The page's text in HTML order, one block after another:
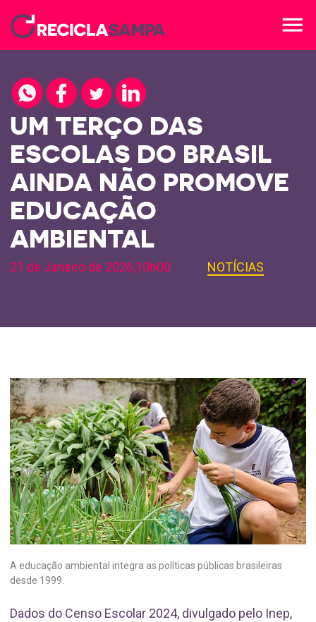
menu
UM TERÇO DAS
ESCOLAS DO BRASIL
AINDA NÃO PROMOVE
EDUCAÇÃO
AMBIENTAL
21 de Janeiro de 2026,10h00 NOTÍCIAS
A educação ambiental integra as políticas públicas brasileiras
desde 1999.
Dados do Censo Escolar 2024, divulgado pelo Inep,